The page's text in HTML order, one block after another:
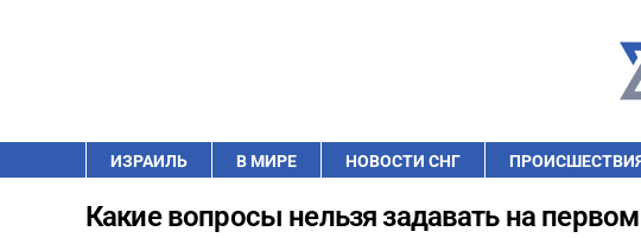
ИЗРАИЛЬ В МИРЕ НОВОСТИ СНГ
Какие вопросы нельзя задавать на